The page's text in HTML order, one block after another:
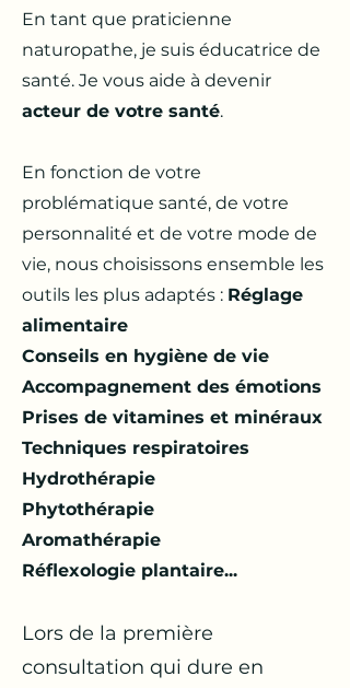
En tant que praticienne
naturopathe, je suis éducatrice de
santé. Je vous aide à devenir
acteur de votre santé.
En fonction de votre
problématique santé, de votre
personnalité et de votre mode de
vie, nous choisissons ensemble les
outils les plus adaptés : Réglage
alimentaire
Conseils en hygiène de vie
Accompagnement des émotions
Prises de vitamines et minéraux
Techniques respiratoires
Hydrothérapie
Phytothérapie
Aromathérapie
Réflexologie plantaire...
Lors de la première
consultation qui dure en